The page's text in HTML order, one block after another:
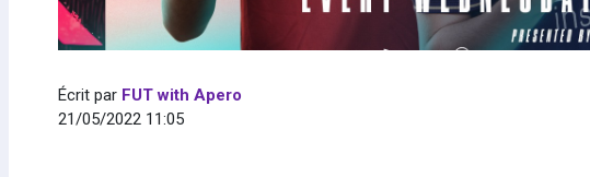
Écrit par FUT with Apero
21/05/2022 11:05